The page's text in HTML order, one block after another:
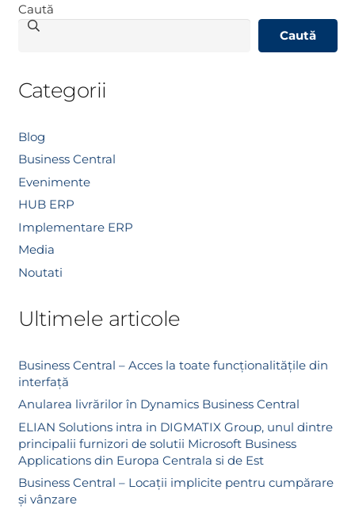
Caută
Caută
Categorii
Blog
Business Central
Evenimente
HUB ERP
Implementare ERP
Media
Noutati
Ultimele articole
Business Central – Acces la toate funcționalitățile din
interfață
Anularea livrărilor în Dynamics Business Central
ELIAN Solutions intra in DIGMATIX Group, unul dintre
principalii furnizori de solutii Microsoft Business
Applications din Europa Centrala si de Est
Business Central – Locații implicite pentru cumpărare
și vânzare